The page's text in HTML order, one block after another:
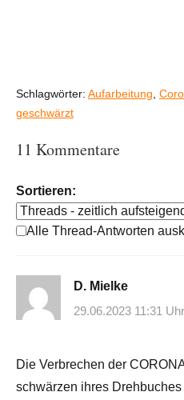
Schlagwörter: Aufarbeitung
geschwärzt
11 Kommentare
Sortieren:
Alle Thread-Antworten
D. Mielke
29.06.2023 11:31 Uhr
Die Verbrechen der
schwärzen ihres